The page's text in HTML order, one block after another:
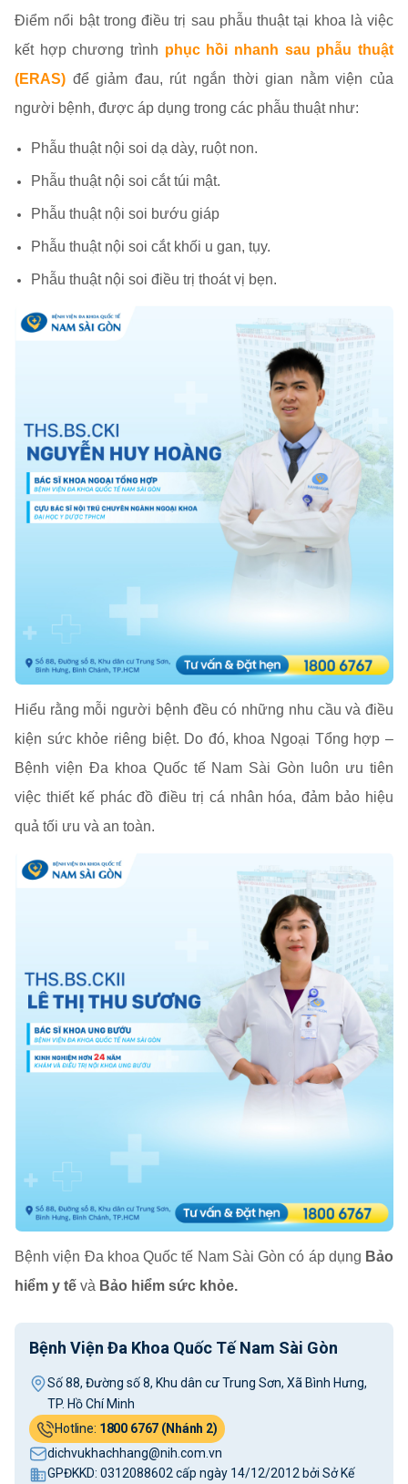
Điểm nổi bật trong điều trị sau phẫu thuật tại khoa là việc
kết hợp chương trình phục hồi nhanh sau phẫu thuật
(ERAS) để giảm đau, rút ngắn thời gian nằm viện của
người bệnh, được áp dụng trong các phẫu thuật như:
Phẫu thuật nội soi dạ dày, ruột non.
Phẫu thuật nội soi cắt túi mật.
Phẫu thuật nội soi bướu giáp
Phẫu thuật nội soi cắt khối u gan, tụy.
Phẫu thuật nội soi điều trị thoát vị bẹn.
Hiểu rằng mỗi người bệnh đều có những nhu cầu và điều
kiện sức khỏe riêng biệt. Do đó, khoa Ngoại Tổng hợp –
Bệnh viện Đa khoa Quốc tế Nam Sài Gòn luôn ưu tiên
việc thiết kế phác đồ điều trị cá nhân hóa, đảm bảo hiệu
quả tối ưu và an toàn.
Bệnh viện Đa khoa Quốc tế Nam Sài Gòn có áp dụng Bảo
hiểm y tế và Bảo hiểm sức khỏe.
Bệnh Viện Đa Khoa Quốc Tế Nam Sài Gòn
Số 88, Đường số 8, Khu dân cư Trung Sơn, Xã Bình Hưng,
TP. Hồ Chí Minh
Hotline: 1800 6767 (Nhánh 2)
dichvukhachhang@nih.com.vn
GPĐKKD: 0312088602 cấp ngày 14/12/2012 bởi Sở Kế